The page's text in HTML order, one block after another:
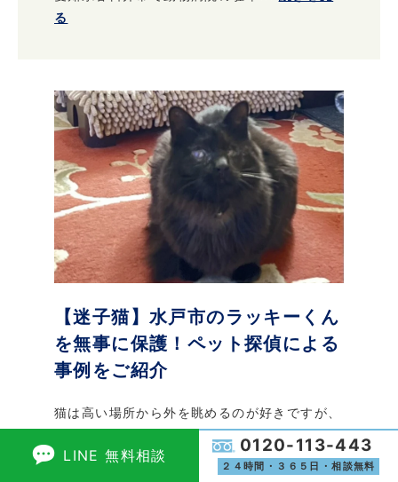
る
【迷子猫】水戸市のラッキーくん
を無事に保護！ペット探偵による
事例をご紹介
猫は高い場所から外を眺めるのが好きですが、
ちょっとした隙に外へ出てしまうことがありま
す。 特に、ベランダからの脱走は多く、慣れ
LINE 無料相談 0120-113-443
２４時間・３６５日・相談無料